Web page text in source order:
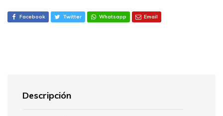
Facebook Twitter Whatsapp Email
Descripción